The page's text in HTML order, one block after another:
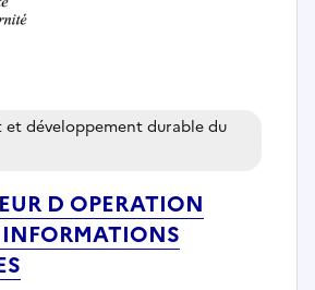
D OPERATION
et développement durable du